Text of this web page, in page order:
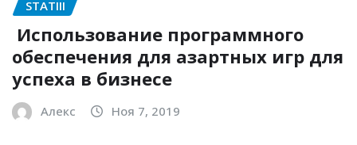
STATIII
Использование программного
обеспечения для азартных игр для
успеха в бизнесе
Алекс Ноя 7, 2019